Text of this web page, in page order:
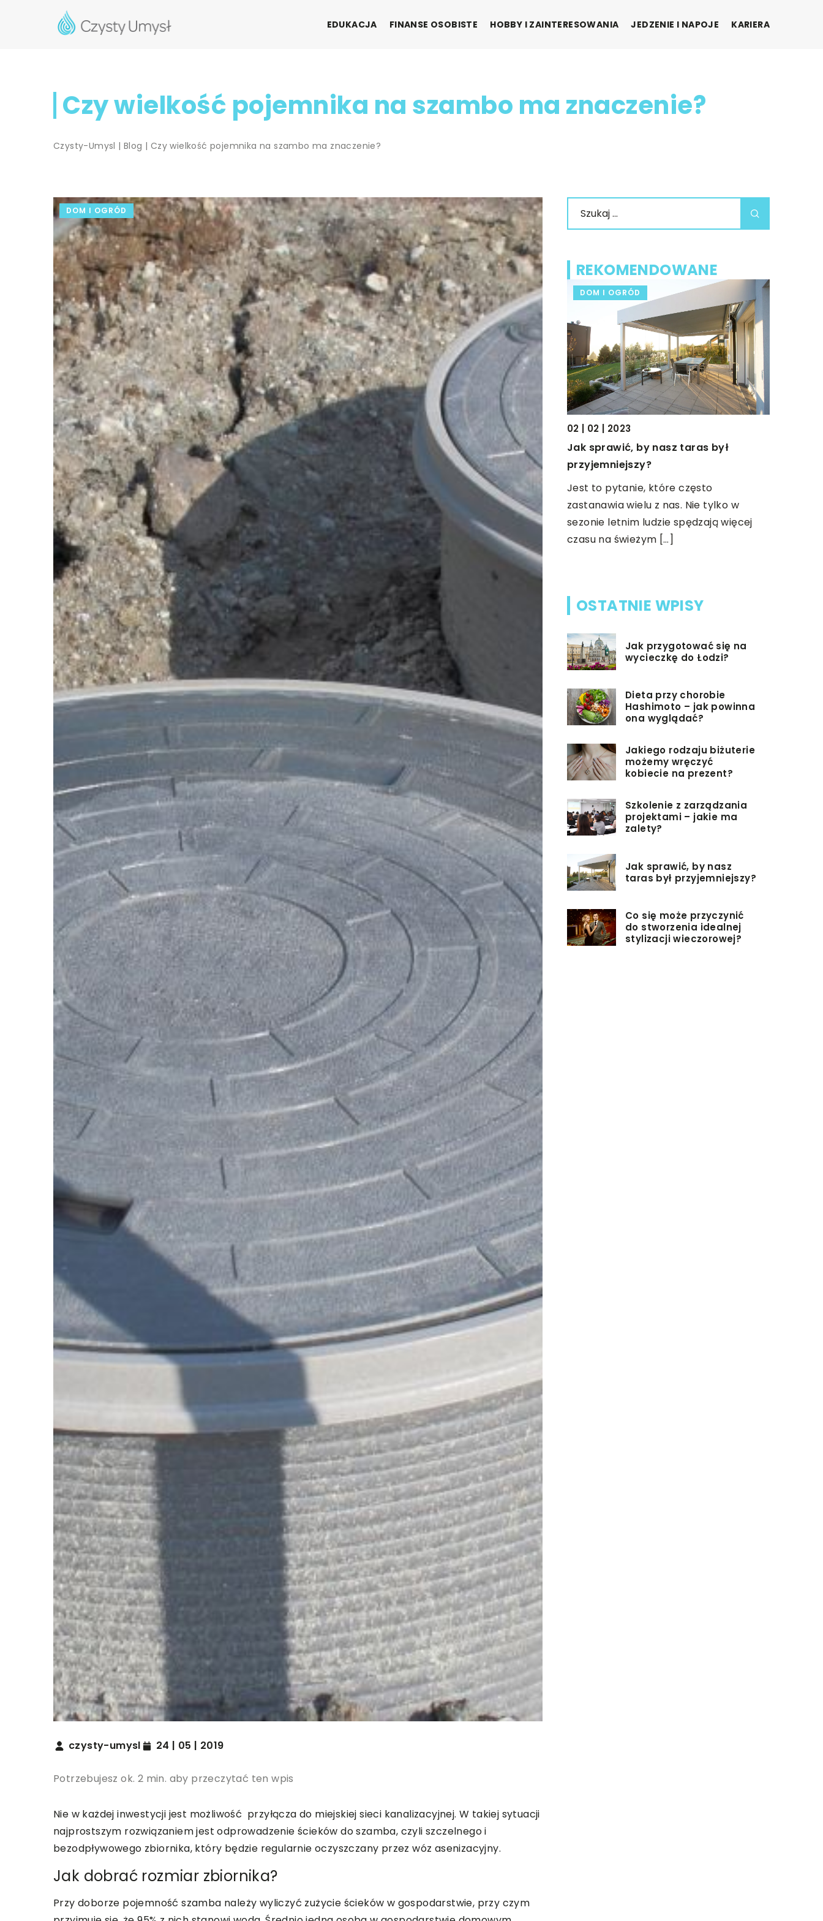
EDUKACJA FINANSE OSOBISTE HOBBY I ZAINTERESOWANIA JEDZENIE I NAPOJE KARIERA
Czy wielkość pojemnika na szambo ma znaczenie?
Czysty-Umysl |Blog | Czy wielkość pojemnika na szambo ma znaczenie?
DOM I OGRÓD
czysty-umysl 24 | 05 | 2019
Potrzebujesz ok. 2 min. aby przeczytać ten wpis
Nie w każdej inwestycji jest możliwość przyłącza do miejskiej sieci kanalizacyjnej. W takiej sytuacji
najprostszym rozwiązaniem jest odprowadzenie ścieków do szamba, czyli szczelnego i
bezodpływowego zbiornika, który będzie regularnie oczyszczany przez wóz asenizacyjny.
Jak dobrać rozmiar zbiornika?
Przy doborze pojemność szamba należy wyliczyć zużycie ścieków w gospodarstwie, przy czym
REKOMENDOWANE
CZAS WOLNY
03 | 03 | 2020
O czym pamiętać zabierając dziecko
w podróż?
Gdy na świat przychodzi dziecko, wielu
rodziców obawia się, że okres
beztroskiego podróżowania
bezpowrotnie minął. Na szczęście jest
to nieprawda, […]
DOM I OGRÓD
09 | 04 | 2019
Nie tylko lampą, czyli jak oświetla się
mieszkanie?
Kiedy urządzamy mieszkanie i
aranżujemy poszczególne wnętrza,
powinniśmy zadbać o zamontowanie
właściwie dobranego oświetlenia. Jest
to bowiem gwarancja nie tylko […]
DOM I OGRÓD
02 | 02 | 2023
Jak sprawić, by nasz taras był
przyjemniejszy?
Jest to pytanie, które często
zastanawia wielu z nas. Nie tylko w
sezonie letnim ludzie spędzają więcej
czasu na świeżym […]
OSTATNIE WPISY
Jak przygotować się na
wycieczkę do Łodzi?
Dieta przy chorobie
Hashimoto – jak powinna
ona wyglądać?
Jakiego rodzaju biżuterie
możemy wręczyć
kobiecie na prezent?
Szkolenie z zarządzania
projektami – jakie ma
zalety?
Jak sprawić, by nasz
taras był przyjemniejszy?
Co się może przyczynić
do stworzenia idealnej
stylizacji wieczorowej?